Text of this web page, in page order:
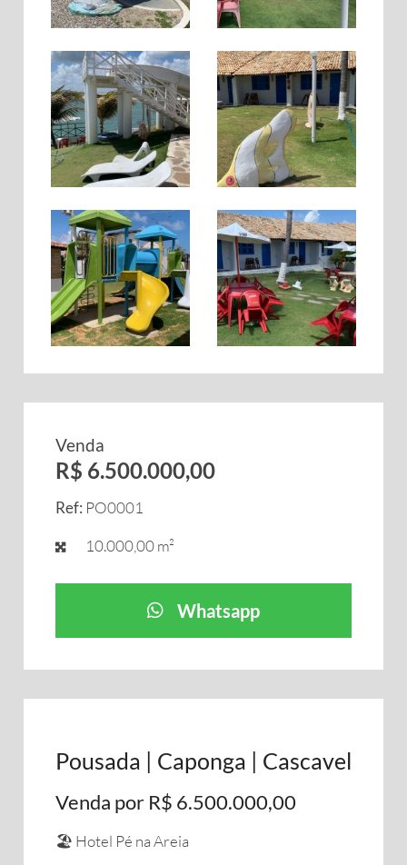
Venda
R$ 6.500.000,00
Ref: PO0001
10.000,00 m²
Whatsapp
Pousada | Caponga | Cascavel
Venda por R$ 6.500.000,00
🏖️ Hotel Pé na Areia